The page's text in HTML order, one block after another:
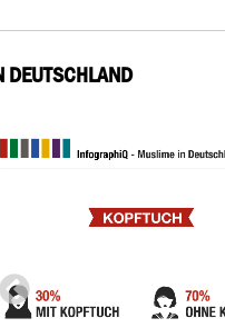
DEUTSCHLAND